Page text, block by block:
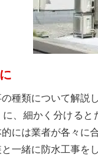
種類について解説
、細かく分ける
には業者が各々に
一緒に防水工事を